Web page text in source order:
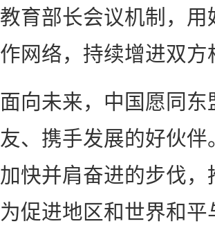
教育部长会议机制，
作网络，持续增进双
面向未来，中国愿同
友、携手发展的好伙
加快并肩奋进的步伐
为促进地区和世界和